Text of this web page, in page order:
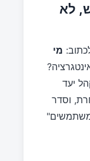
לא
מי
יעד
וסדר